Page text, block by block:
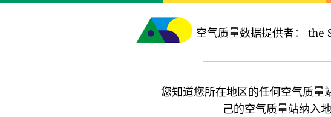
空气质量数据提供者： the
您知道您所在地区的任何空气质量
己的空气质量站纳入地